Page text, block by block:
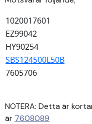
1020017601
EZ99042
HY90254
SBS124500L50B
7605706
NOTERA: Detta är
är 7608089